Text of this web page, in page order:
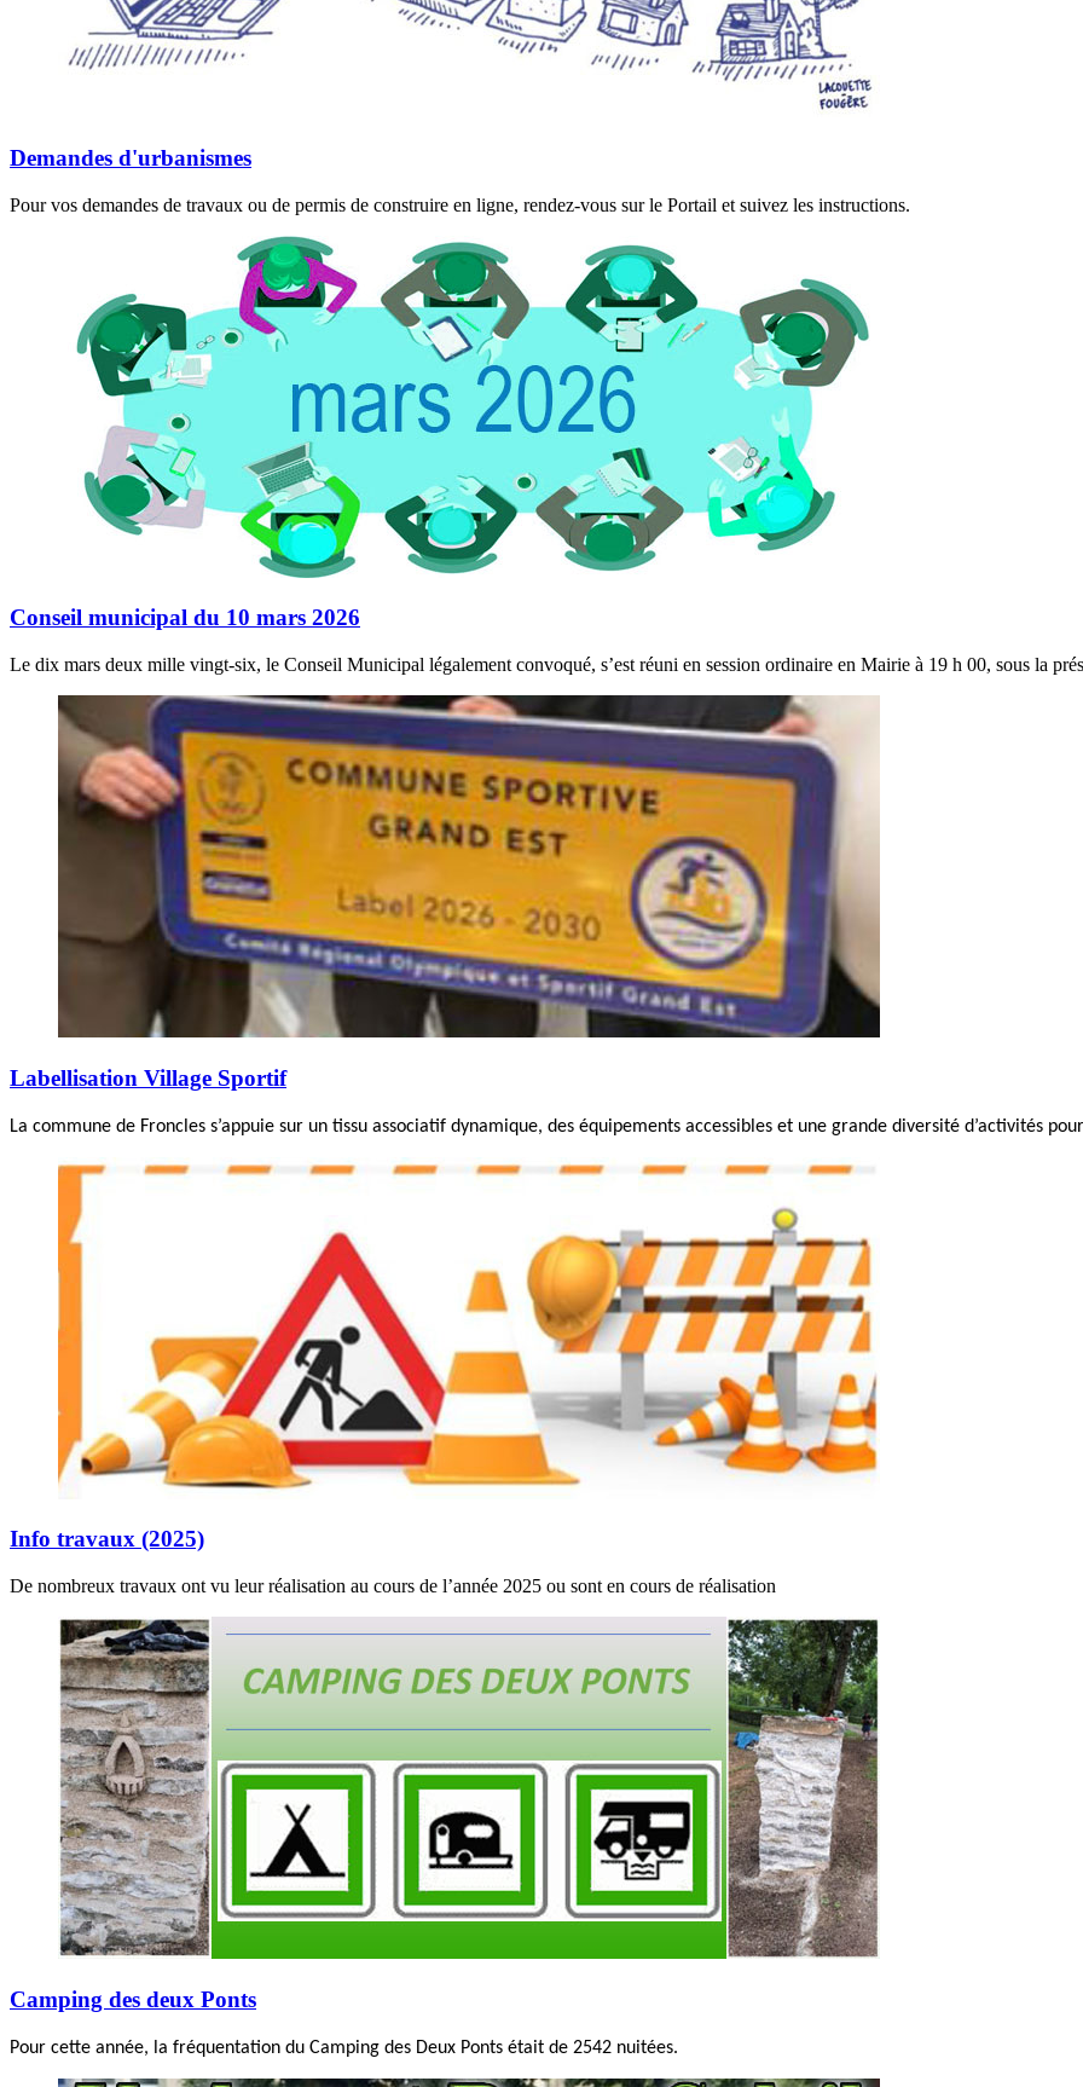
Demandes d'urbanismes
Pour vos demandes de travaux ou de permis de construire en ligne, rendez-vous sur le Portail et suivez les instructions.
Conseil municipal du 10 mars 2026
Le dix mars deux mille vingt-six, le Conseil Municipal légalement convoqué, s’est réuni en session ordinaire en Mairie à 19 h 00, sous la
Labellisation Village Sportif
La commune de Froncles s’appuie sur un tissu associatif dynamique, des équipements accessibles et une grande diversité d’activités
Info travaux (2025)
De nombreux travaux ont vu leur réalisation au cours de l’année 2025 ou sont en cours de réalisation
Camping des deux Ponts
Pour cette année, la fréquentation du Camping des Deux Ponts était de 2542 nuitées.